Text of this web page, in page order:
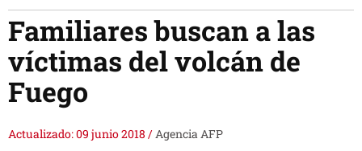
Familiares buscan a las
víctimas del volcán de
Fuego
Actualizado: 09 junio 2018 /Agencia AFP